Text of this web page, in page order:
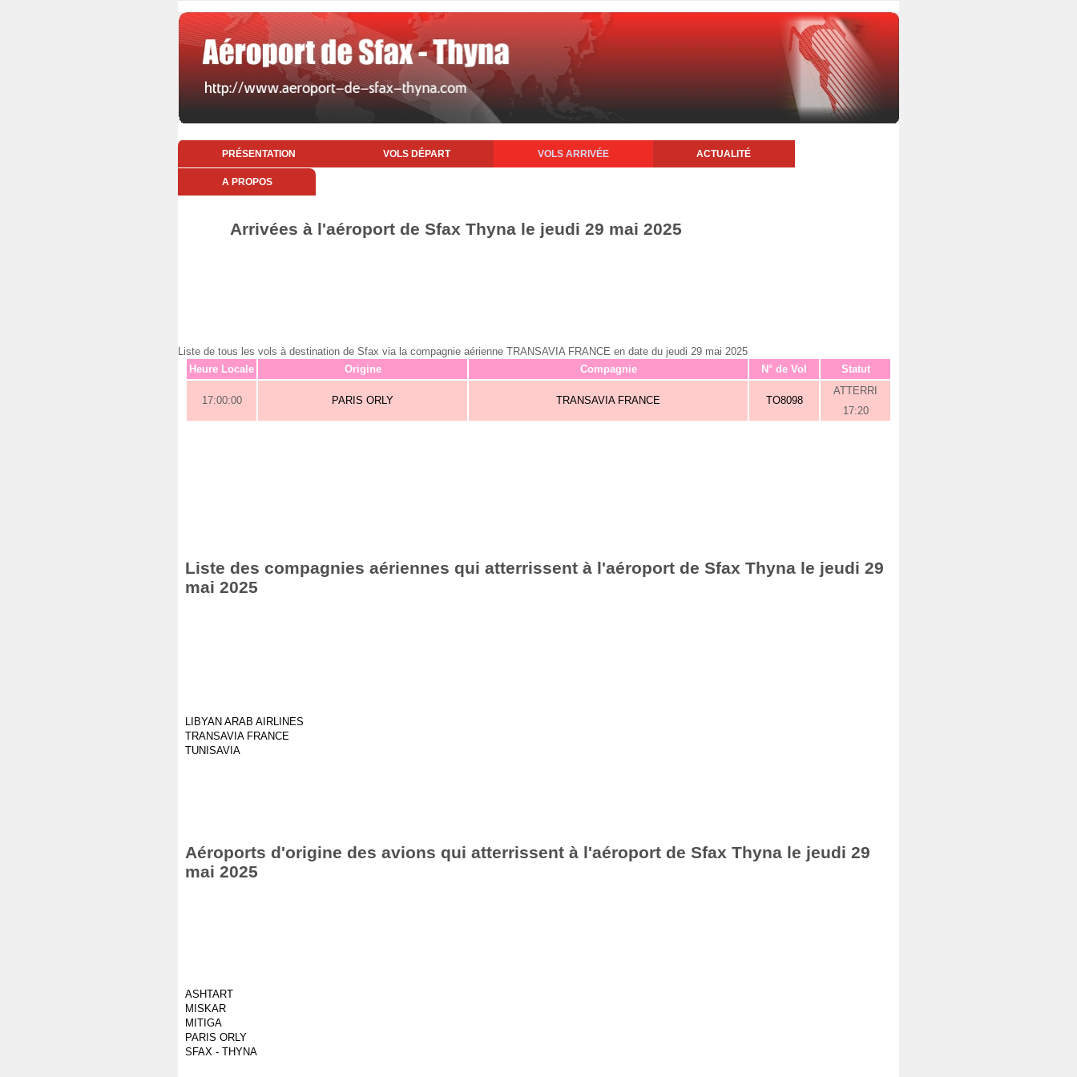
PRÉSENTATION VOLS DÉPART VOLS ARRIVÉE ACTUALITÉ
A PROPOS
Arrivées à l'aéroport de Sfax Thyna le jeudi 29 mai 2025
Liste de tous les vols à destination de Sfax via la compagnie aérienne TRANSAVIA FRANCE en date du jeudi 29 mai 2025
Heure Locale
Origine Compagnie N° de Vol Statut
17:00:00 PARIS ORLY TRANSAVIA FRANCE TO8098
ATTERRI
17:20
Liste des compagnies aériennes qui atterrissent à l'aéroport de Sfax Thyna le jeudi 29
mai 2025
LIBYAN ARAB AIRLINES
TRANSAVIA FRANCE
TUNISAVIA
Aéroports d'origine des avions qui atterrissent à l'aéroport de Sfax Thyna le jeudi 29
mai 2025
ASHTART
MISKAR
MITIGA
PARIS ORLY
SFAX - THYNA